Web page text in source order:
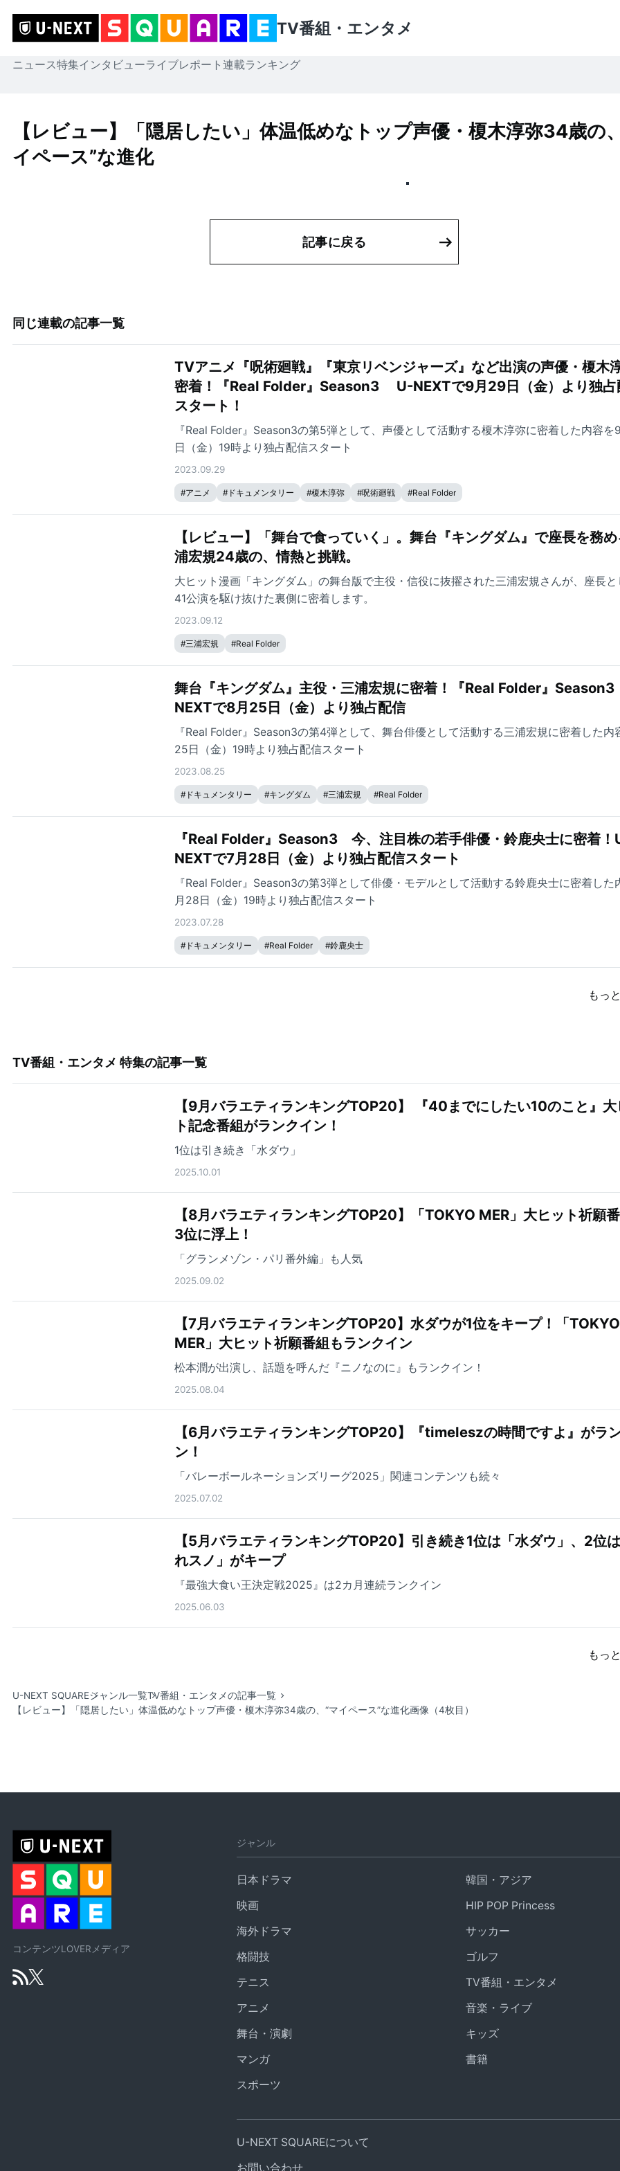
TV番組・エンタメ
ニュース特集インタビューライブレポート 連載ランキング
【レビュー】「隠居したい」体温低めなトップ声優・榎木淳弥34歳の
イペース”な進化
記事に戻る
同じ連載の記事一覧
TVアニメ『呪術廻戦』『東京リベンジャーズ』など出演の声優・榎木
密着！『Real Folder』Season3 U-NEXTで9月29日（金）より独占
スタート！
『Real Folder』Season3の第5弾として、声優として活動する榎木淳弥に密着した内容を
日（金）19時より独占配信スタート
2023.09.29
#アニメ #ドキュメンタリー #榎木淳弥 #呪術廻戦 #Real Folder
【レビュー】「舞台で食っていく」。舞台『キングダム』で座長を務
浦宏規24歳の、情熱と挑戦。
大ヒット漫画「キングダム」の舞台版で主役・信役に抜擢された三浦宏規さんが、座長と
41公演を駆け抜けた裏側に密着します。
2023.09.12
#三浦宏規 #Real Folder
舞台『キングダム』主役・三浦宏規に密着！『Real Folder』
NEXTで8月25日（金）より独占配信
『Real Folder』Season3の第4弾として、舞台俳優として活動する三浦宏規に密着した内
25日（金）19時より独占配信スタート
2023.08.25
#ドキュメンタリー #キングダム #三浦宏規 #Real Folder
『Real Folder』Season3 今、注目株の若手俳優・鈴鹿央士に密着！
NEXTで7月28日（金）より独占配信スタート
『Real Folder』Season3の第3弾として俳優・モデルとして活動する鈴鹿央士に密着した
月28日（金）19時より独占配信スタート
2023.07.28
#ドキュメンタリー #Real Folder #鈴鹿央士
もっ
TV番組・エンタメ 特集の記事一覧
【9月バラエティランキングTOP20】 『40までにしたい10のこと』大
ト記念番組がランクイン！
1位は引き続き「水ダウ」
2025.10.01
【8月バラエティランキングTOP20】「TOKYO MER」大ヒット祈願
3位に浮上！
「グランメゾン・パリ番外編」も人気
2025.09.02
【7月バラエティランキングTOP20】水ダウが1位をキープ！「TOKYO
MER」大ヒット祈願番組もランクイン
松本潤が出演し、話題を呼んだ『ニノなのに』もランクイン！
2025.08.04
【6月バラエティランキングTOP20】『timeleszの時間ですよ』がラ
ン！
「バレーボールネーションズリーグ2025」関連コンテンツも続々
2025.07.02
【5月バラエティランキングTOP20】引き続き1位は「水ダウ」、2位
れスノ」がキープ
『最強大食い王決定戦2025』は2カ月連続ランクイン
2025.06.03
もっ
U-NEXT SQUAREジャンル一覧TV番組・エンタメの記事一覧
【レビュー】「隠居したい」体温低めなトップ声優・榎木淳弥34歳の、“マイペース”な進化画像（4枚目）
コンテンツLOVERメディア
ジャンル
日本ドラマ
韓国・アジア
映画
HIP POP Princess
海外ドラマ
サッカー
格闘技
ゴルフ
テニス
TV番組・エンタメ
アニメ
音楽・ライブ
舞台・演劇
キッズ
マンガ
書籍
スポーツ
U-NEXT SQUAREについて
お問い合わせ